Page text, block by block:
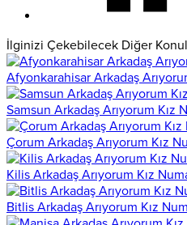
İlginizi Çekebilecek Diğer
Afyonkarahisar Arkadaş
Samsun Arkadaş Arıyorum Kız
Çorum Arkadaş Arıyorum Kız
Kilis Arkadaş Arıyorum Kız
Bitlis Arkadaş Arıyorum Kız